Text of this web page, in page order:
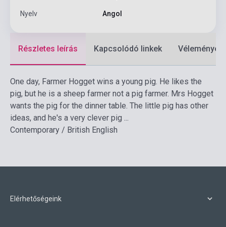
Nyelv Angol
Részletes leírás Kapcsolódó linkek Vélemények
One day, Farmer Hogget wins a young pig. He likes the
pig, but he is a sheep farmer not a pig farmer. Mrs Hogget
wants the pig for the dinner table. The little pig has other
ideas, and he's a very clever pig ...
Contemporary / British English
Elérhetőségeink